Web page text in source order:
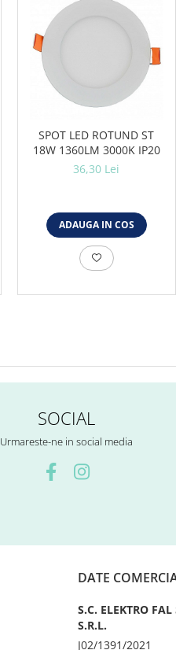
SPOT LED ROTUND ST
18W 1360LM 3000K IP20
36,30 Lei
ADAUGA IN COS
SOCIAL
Urmareste-ne in social media
DATE
S.C. ELEKTRO FAL
S.R.L.
J02/1391/2021